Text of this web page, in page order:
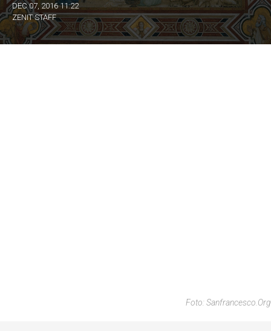
DEC 07, 2016 11:22
ZENIT STAFF
Foto: Sanfrancesco.org